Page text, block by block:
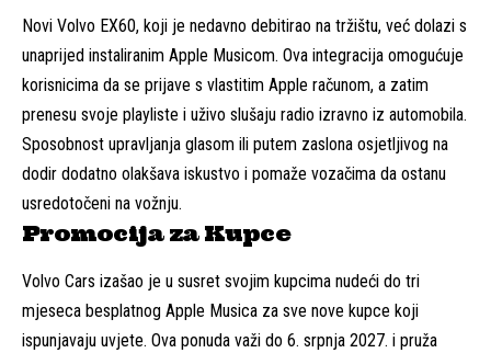
Novi Volvo EX60, koji je nedavno debitirao na tržištu, već dolazi s
unaprijed instaliranim Apple Musicom. Ova integracija omogućuje
korisnicima da se prijave s vlastitim Apple računom, a zatim
prenesu svoje playliste i uživo slušaju radio izravno iz automobila.
Sposobnost upravljanja glasom ili putem zaslona osjetljivog na
dodir dodatno olakšava iskustvo i pomaže vozačima da ostanu
usredotočeni na vožnju.
Promocija za Kupce
Volvo Cars izašao je u susret svojim kupcima nudeći do tri
mjeseca besplatnog Apple Musica za sve nove kupce koji
ispunjavaju uvjete. Ova ponuda važi do 6. srpnja 2027. i pruža